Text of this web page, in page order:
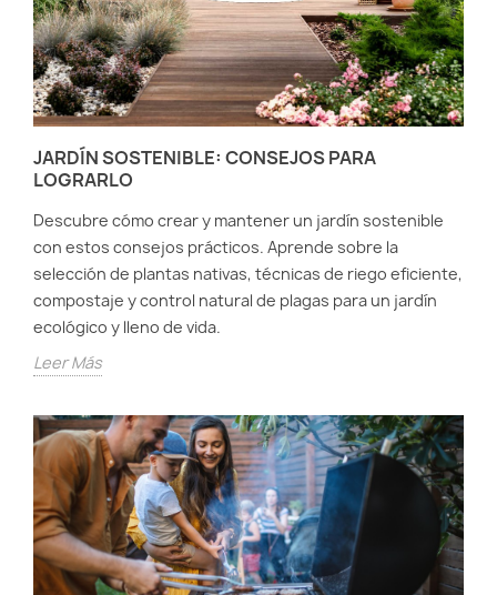
JARDÍN SOSTENIBLE: CONSEJOS PARA
LOGRARLO
Descubre cómo crear y mantener un jardín sostenible
con estos consejos prácticos. Aprende sobre la
selección de plantas nativas, técnicas de riego eficiente,
compostaje y control natural de plagas para un jardín
ecológico y lleno de vida.
Leer Más